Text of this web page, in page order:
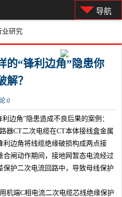
导航
业研究
的“锋利边角”隐患你
？
:0
边角”隐患造成不良后果的案例：
CT二次电缆在CT本体接线盒金属
利边角将线缆绝缘破损构成两点接
合闸动作期间，接地网暂态电流经过
护二次电流回路中，导致母线保护
端C相电流二次电缆芯线绝缘保护